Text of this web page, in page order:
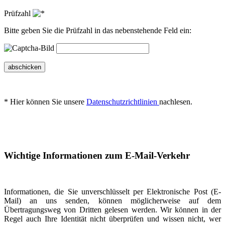
Prüfzahl
Bitte geben Sie die Prüfzahl in das nebenstehende Feld ein:
abschicken
* Hier können Sie unsere Datenschutzrichtlinien nachlesen.
Wichtige Informationen zum E-Mail-Verkehr
Informationen, die Sie unverschlüsselt per Elektronische Post (E-
Mail) an uns senden, können möglicherweise auf dem
Übertragungsweg von Dritten gelesen werden. Wir können in der
Regel auch Ihre Identität nicht überprüfen und wissen nicht, wer